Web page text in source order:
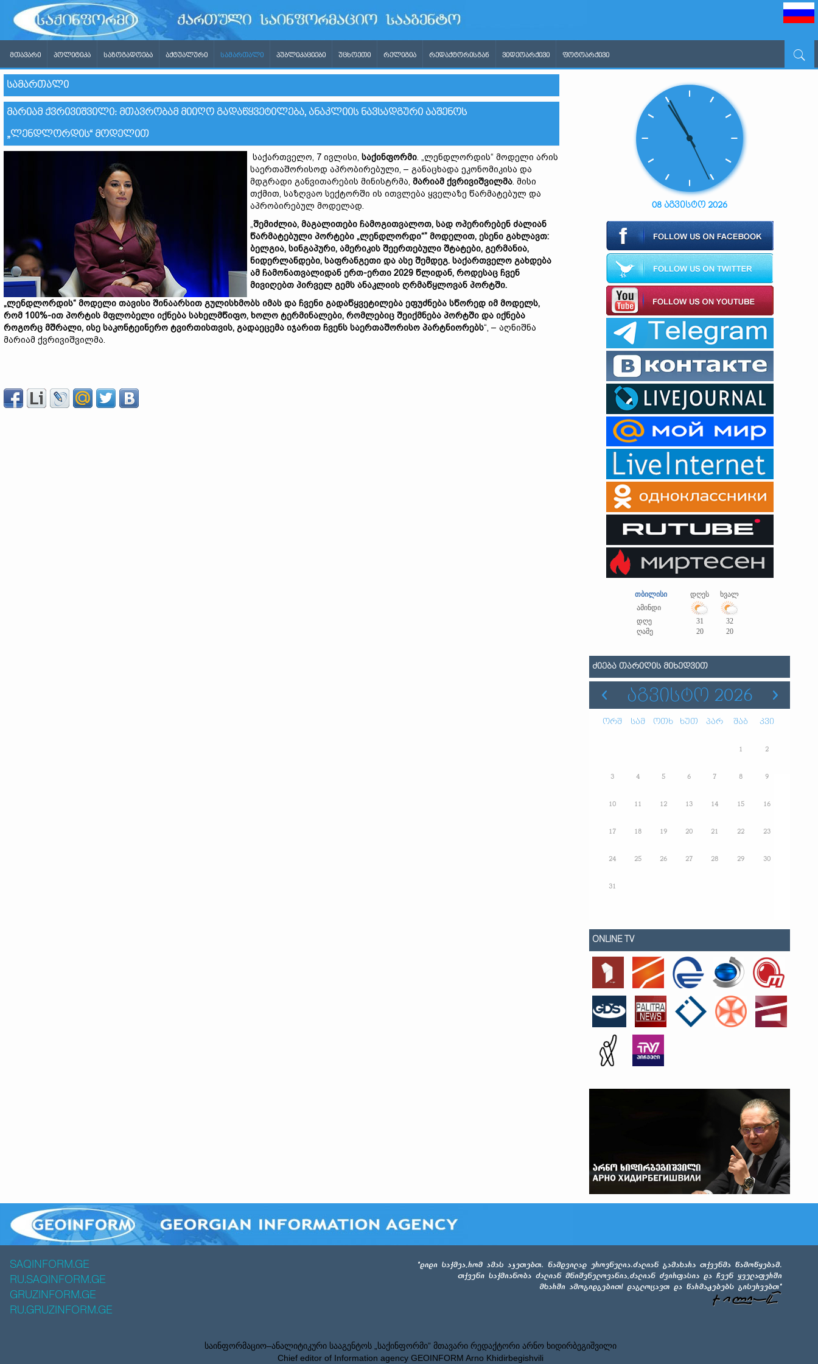
ᲛᲗᲐᲕᲐᲠᲘ ᲞᲝᲚᲘᲢᲘᲙᲐ ᲡᲐᲖᲝᲒᲐᲓᲝᲔᲑᲐ ᲐᲥᲢᲣᲐᲚᲣᲠᲘ ᲡᲐᲛᲐᲠᲗᲐᲚᲘ ᲞᲣᲑᲚᲘᲙᲐᲪᲘᲔᲑᲘ ᲣᲪᲮᲝᲔᲗᲘ ᲠᲔᲚᲘᲒᲘᲐ ᲠᲔᲓᲐᲥᲢᲝᲠᲘᲡᲒᲐᲜ ᲕᲘᲓᲔᲝᲐᲠᲥᲘᲕᲘ ᲤᲝᲢᲝᲐᲠᲥᲘᲕᲘ
ᲡᲐᲛᲐᲠᲗᲐᲚᲘ
ᲛᲐᲠᲘᲐᲛ ᲥᲕᲠᲘᲕᲘᲨᲕᲘᲚᲘ: ᲛᲗᲐᲕᲠᲝᲑᲐᲛ ᲛᲘᲘᲦᲝ ᲒᲐᲓᲐᲬᲧᲕᲔᲢᲘᲚᲔᲑᲐ, ᲐᲜᲐᲙᲚᲘᲘᲡ ᲜᲐᲕᲡᲐᲓᲒᲣᲠᲘ ᲐᲐᲨᲔᲜᲝᲡ
„ᲚᲔᲜᲓᲚᲝᲠᲓᲘᲡ“ ᲛᲝᲓᲔᲚᲘᲗ
საქართველო, 7 ივლისი, საქინფორმი. „ლენდლორდის“ მოდელი არის
საერთაშორისოდ აპრობირებული, – განაცხადა ეკონომიკისა და
მდგრადი განვითარების მინისტრმა, მარიამ ქვრივიშვილმა. მისი
თქმით, საზღვაო სექტორში ის ითვლება ყველაზე წარმატებულ და
აპრობირებულ მოდელად.
„შემიძლია, მაგალითები ჩამოგითვალოთ, სად ოპერირებენ ძალიან
წარმატებული პორტები „ლენდლორდი“” მოდელით, ესენი გახლავთ:
ბელგია, სინგაპური, ამერიკის შეერთებული შტატები, გერმანია,
ნიდერლანდები, საფრანგეთი და ასე შემდეგ. საქართველო გახდება
ამ ჩამონათვალიდან ერთ-ერთი 2029 წლიდან, როდესაც ჩვენ
მივიღებთ პირველ გემს ანაკლიის ღრმაწყლოვან პორტში.
„ლენდლორდის“ მოდელი თავისი შინაარსით გულისხმობს იმას და ჩვენი გადაწყვეტილება ეფუძნება სწორედ იმ მოდელს,
რომ 100%-ით პორტის მფლობელი იქნება სახელმწიფო, ხოლო ტერმინალები, რომლებიც შეიქმნება პორტში და იქნება
როგორც მშრალი, ისე საკონტეინერო ტვირთისთვის, გადაეცემა იჯარით ჩვენს საერთაშორისო პარტნიორებს“, – აღნიშნა
მარიამ ქვრივიშვილმა.
08 აგვისტო 2026
თბილისი დღეს
ხვალ
ამინდი
დღე
31
32
ღამე
20 20
ᲫᲘᲔᲑᲐ ᲗᲐᲠᲘᲦᲘᲡ ᲛᲘᲮᲔᲓᲕᲘᲗ
ᲐᲒᲕᲘᲡᲢᲝ 2026
ორშ სამ ოთხ ხუთ პარ შაბ კვი
1 2
3 4 5 6 7 8 9
10 11 12 13 14 15 16
17 18 19 20 21 22 23
24 25 26 27 28 29 30
31
ONLINE TV
SAQINFORM.GE
RU.SAQINFORM.GE
GRUZINFORM.GE
RU.GRUZINFORM.GE
საინფორმაციო–ანალიტიკური სააგენტოს „საქინფორმი” მთავარი რედაქტორი არნო ხიდირბეგიშვილი
Chief editor of Information agency GEOINFORM Arno Khidirbegishvili